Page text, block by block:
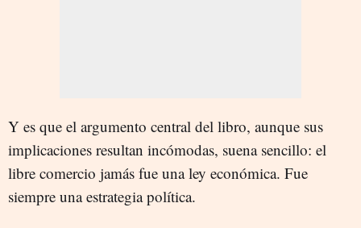
Y es que el argumento central del libro, aunque sus
implicaciones resultan incómodas, suena sencillo: el
libre comercio jamás fue una ley económica. Fue
siempre una estrategia política.